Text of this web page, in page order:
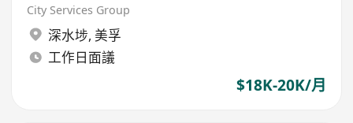
City Services Group
深水埗, 美孚
工作日面議
$18K-20K/月